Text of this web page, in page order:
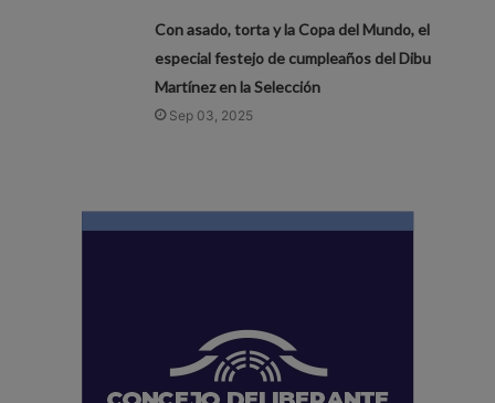
Con asado, torta y la Copa del Mundo, el
especial festejo de cumpleaños del Dibu
Martínez en la Selección
Sep 03, 2025